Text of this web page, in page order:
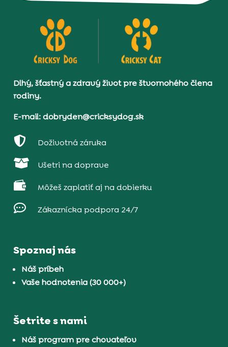
Dlhý, šťastný a zdravý život pre štvornohého člena
rodiny.
E-mail: dobryden@cricksydog.sk
 Doživotná záruka
 Ušetri na doprave
 Môžeš zaplatiť aj na dobierku
 Zákaznícka podpora 24/7
Spoznaj nás
Náš príbeh
Vaše hodnotenia (30 000+)
Šetrite s nami
Náš program pre chovateľov